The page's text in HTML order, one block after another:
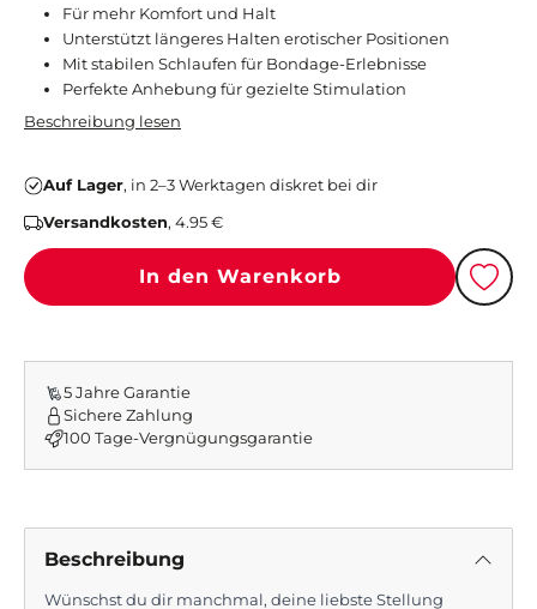
Für mehr Komfort und Halt
Unterstützt längeres Halten erotischer Positionen
Mit stabilen Schlaufen für Bondage-Erlebnisse
Perfekte Anhebung für gezielte Stimulation
Beschreibung lesen
Auf Lager, in 2–3 Werktagen diskret bei dir
Versandkosten, 4.95 €
In den Warenkorb
Beschreibung
Wünschst du dir manchmal, deine liebste Stellung